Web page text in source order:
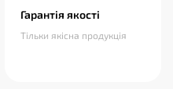
Гарантія якості
Тільки якісна продукція